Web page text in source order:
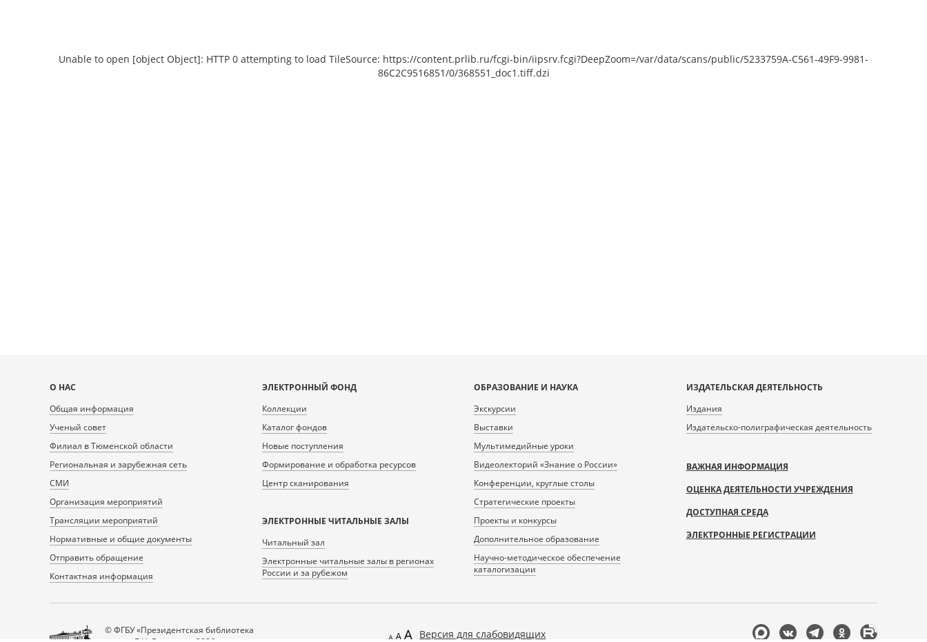
Unable to open [object Object]: HTTP 0 attempting to load TileSource: https://content.prlib.ru/fcgi-bin/iipsrv.fcgi?DeepZoom=/var/data/scans/public/5233759A-C561-49F9-9981-
86C2C9516851/0/368551_doc1.tiff.dzi
Карта
сайта
О НАС
Общая информация
Ученый совет
Филиал в Тюменской области
Региональная и зарубежная сеть
СМИ
Организация мероприятий
Трансляции мероприятий
Нормативные и общие документы
Отправить обращение
Контактная информация
ЭЛЕКТРОННЫЙ ФОНД
Коллекции
Каталог фондов
Новые поступления
Формирование и обработка ресурсов
Центр сканирования
ЭЛЕКТРОННЫЕ ЧИТАЛЬНЫЕ ЗАЛЫ
Читальный зал
Электронные читальные залы в регионах
России и за рубежом
ОБРАЗОВАНИЕ И НАУКА
Экскурсии
Выставки
Мультимедийные уроки
Видеолекторий «Знание о России»
Конференции, круглые столы
Стратегические проекты
Проекты и конкурсы
Дополнительное образование
Научно-методическое обеспечение
каталогизации
ИЗДАТЕЛЬСКАЯ ДЕЯТЕЛЬНОСТЬ
Издания
Издательско-полиграфическая деятельность
ВАЖНАЯ ИНФОРМАЦИЯ
ОЦЕНКА ДЕЯТЕЛЬНОСТИ УЧРЕЖДЕНИЯ
ДОСТУПНАЯ СРЕДА
ЭЛЕКТРОННЫЕ РЕГИСТРАЦИИ
© ФГБУ «Президентская библиотека
Версия для слабовидящих